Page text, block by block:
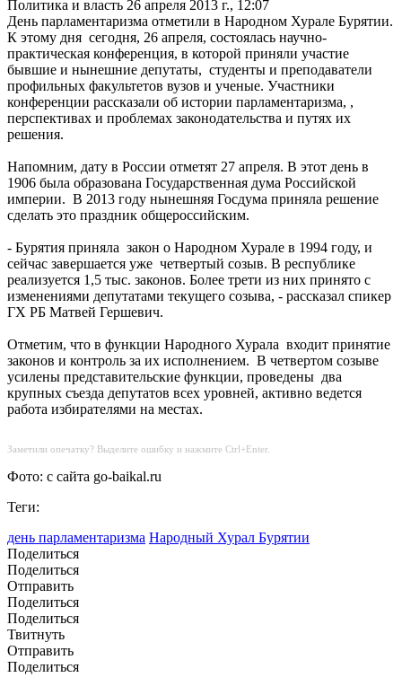
Политика и власть 26 апреля 2013 г., 12:07
День парламентаризма отметили в Народном Хурале Бурятии.
К этому дня сегодня, 26 апреля, состоялась научно-
практическая конференция, в которой приняли участие
бывшие и нынешние депутаты, студенты и преподаватели
профильных факультетов вузов и ученые. Участники
конференции рассказали об истории парламентаризма, ,
перспективах и проблемах законодательства и путях их
решения.
Напомним, дату в России отметят 27 апреля. В этот день в
1906 была образована Государственная дума Российской
империи. В 2013 году нынешняя Госдума приняла решение
сделать это праздник общероссийским.
- Бурятия приняла закон о Народном Хурале в 1994 году, и
сейчас завершается уже четвертый созыв. В республике
реализуется 1,5 тыс. законов. Более трети из них принято с
изменениями депутатами текущего созыва, - рассказал спикер
ГХ РБ Матвей Гершевич.
Отметим, что в функции Народного Хурала входит принятие
законов и контроль за их исполнением. В четвертом созыве
усилены представительские функции, проведены два
крупных съезда депутатов всех уровней, активно ведется
работа избирателями на местах.
Заметили опечатку? Выделите ошибку и нажмите Ctrl+Enter.
Фото: с сайта go-baikal.ru
Теги:
день парламентаризма Народный Хурал Бурятии
Поделиться
Поделиться
Отправить
Поделиться
Поделиться
Твитнуть
Отправить
Поделиться